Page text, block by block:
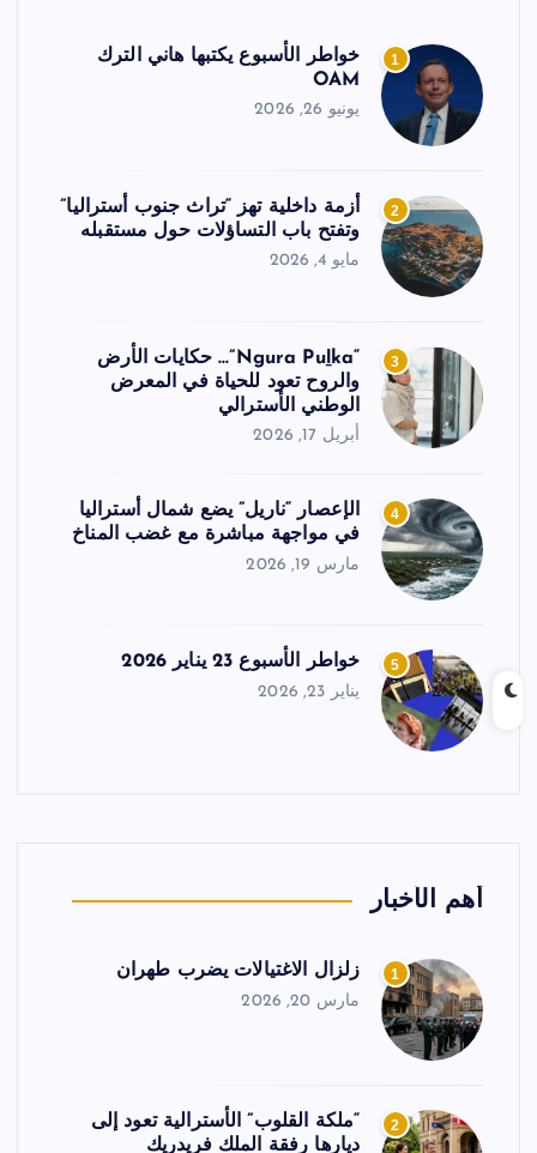
1
خواطر الأسبوع يكتبها هاني الترك
OAM
يونيو 26, 2026
2
أزمة داخلية تهز “تراث جنوب أستراليا”
وتفتح باب التساؤلات حول مستقبله
مايو 4, 2026
3
“Ngura Puḻka”… حكايات الأرض
والروح تعود للحياة في المعرض
الوطني الأسترالي
أبريل 17, 2026
4
الإعصار “ناريل” يضع شمال أستراليا
في مواجهة مباشرة مع غضب المناخ
مارس 19, 2026
5 خواطر الأسبوع 23 يناير 2026
يناير 23, 2026
أهم الأخبار
1 زلزال الاغتيالات يضرب طهران
مارس 20, 2026
2
“ملكة القلوب” الأسترالية تعود إلى
ديارها رفقة الملك فريدريك